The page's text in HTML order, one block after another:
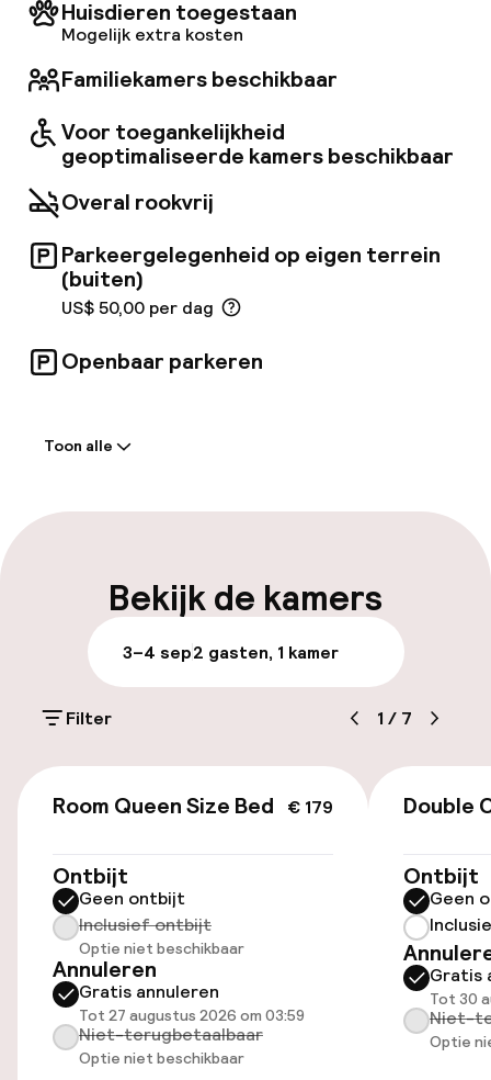
Naast deze restaurants vindt u Green Room
42, waar u kunt genieten van off-Broadway
cabaretvoorstellingen met eten en drinken.
Huisdieren toegestaan
Mogelijk extra kosten
Familiekamers beschikbaar
Voor toegankelijkheid
geoptimaliseerde kamers beschikbaar
Overal rookvrij
Parkeergelegenheid op eigen terrein
(buiten)
US$ 50,00 per dag
Openbaar parkeren
Self-service inchecken (kiosk)
Laat uitchecken mogelijk
Meertalige medewerkers
Bagageruimte
Parkeren & mobiliteit
(buiten)
US$ 50,00 per dag
Parkeerservice
Openbaar parkeren
Fietsverhuur
Toon alle
Bekijk de kamers
3–4 sep2 gasten, 1 kamer
Filter 1 / 7
€ 179
Room Queen Size Bed
Ontbijt
Geen ontbijt
Inclusief ontbijt
Optie niet beschikbaar
Annuleren
Gratis annuleren
Tot 27 augustus 2026 om 03:59
Niet-terugbetaalbaar
Optie niet beschikbaar
Double
Ontbijt
Geen
Gratis
Tot 30
Niet-
Optie